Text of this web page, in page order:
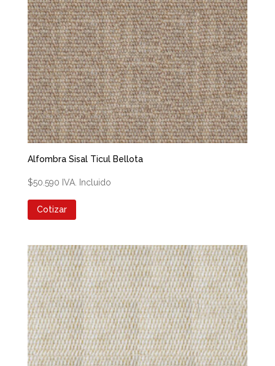
Alfombra Sisal Ticul Bellota
$50.590 IVA. Incluido
Cotizar